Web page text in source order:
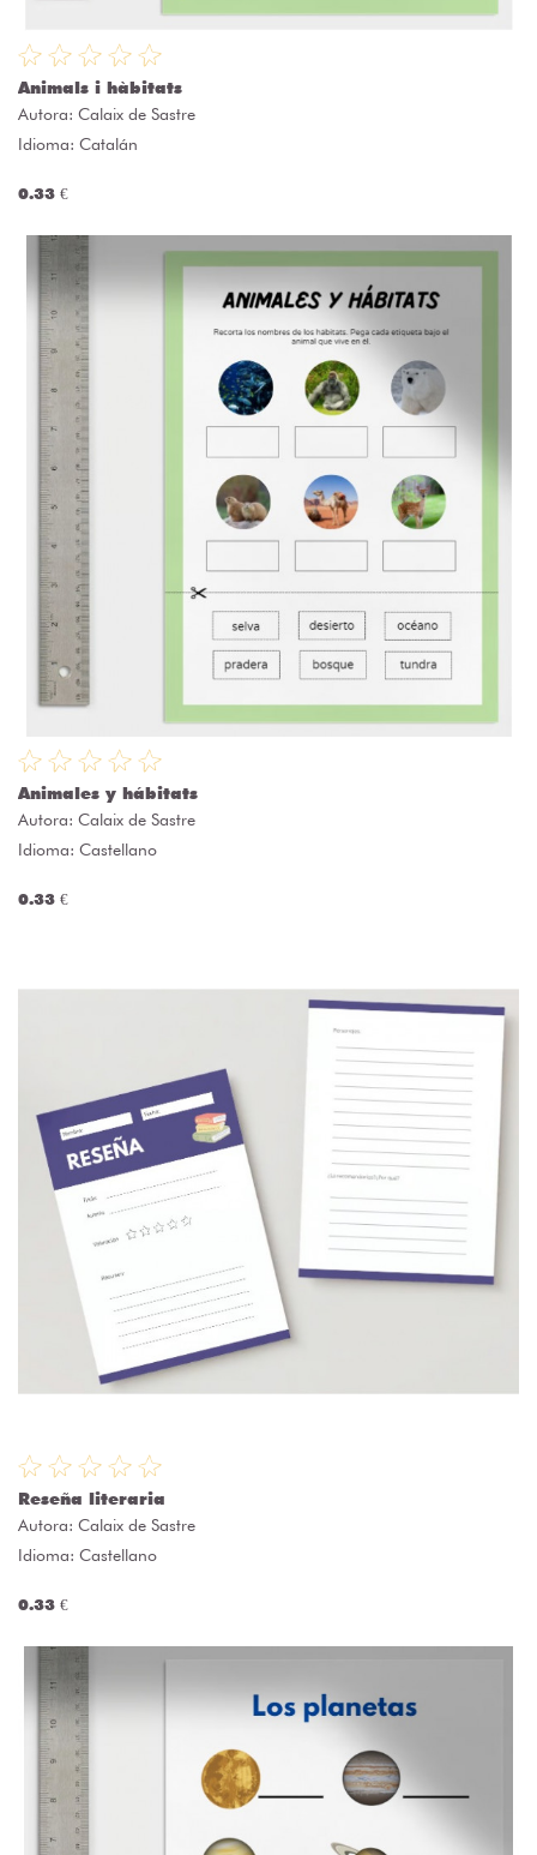
Animals i hàbitats
Autora: Calaix de Sastre
Idioma: Catalán
0.33 €
Animales y hábitats
Autora: Calaix de Sastre
Idioma: Castellano
0.33 €
Reseña literaria
Autora: Calaix de Sastre
Idioma: Castellano
0.33 €